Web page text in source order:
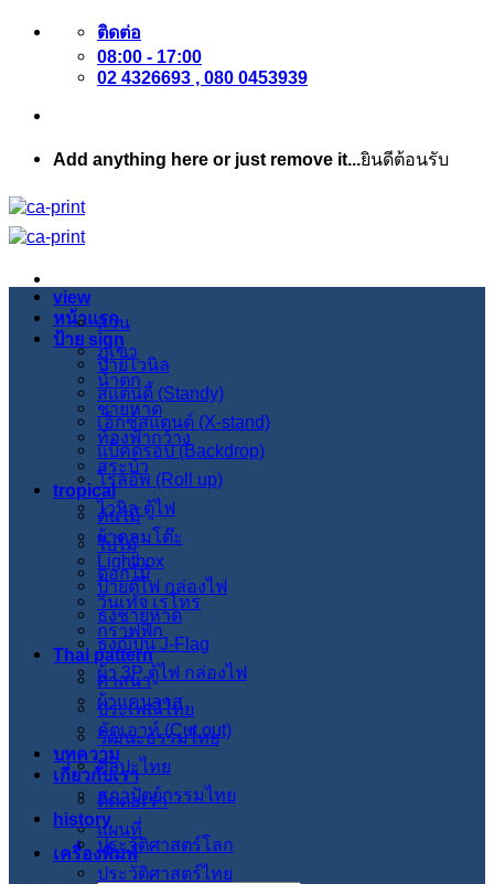
ข้าม
เนื้อหา
ติดต่อ
08:00 - 17:00
02 4326693 , 080 0453939
Add anything here or just remove it...ยินดีต้อนรับ
หน้าแรก
ป้าย sign
ป้ายไวนิล
สแตนดี้ (Standy)
เอ็กซ์สแตนด์ (X-stand)
แบ็คดรอป (Backdrop)
โรลอัพ (Roll up)
ไวนิล ตู้ไฟ
ผ้าคลุมโต๊ะ
Lightbox
ป้ายตู้ไฟ กล่องไฟ
ธงชายหาด
ธงญี่ปุ่น J-Flag
ผ้า 3P ตู้ไฟ กล่องไฟ
ผ้าแคนวาส
คัตเอาท์ (Cut out)
บทความ
เกี่ยวกับเรา
ติดต่อเรา
แผนที่
เครื่องพิมพ์
view
สวน
ภูเขา
น้ำตก
ชายหาด
ท้องฟ้ากว้าง
สระบัว
tropical
ต้นไม้
ใบไม้
ดอกไม้
วินเทจ เรโทร
กราฟฟิก
Thai pattern
ศาสนา
ประเพณีไทย
วัฒนะธรรมไทย
ศิลปะไทย
สภาปัตย์กรรมไทย
history
ประวัติศาสตร์โลก
ประวัติศาสตร์ไทย